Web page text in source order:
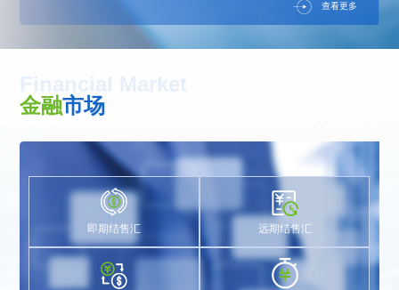
查看更多
金融市场
即期结售汇 远期结售汇